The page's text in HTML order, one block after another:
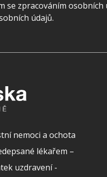
se zpracováním osobních
údajů.
nemoci a ochota
lékařem –
uzdravení -